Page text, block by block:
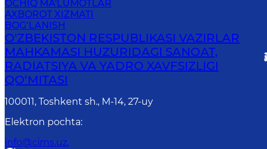
OCHIQ MA'LUMOTLAR
AXBOROT XIZMATI
BOG‘LANISH
O'ZBEKISTON RESPUBLIKASI VAZIRLAR
MAHKAMASI HUZURIDAGI SANOAT,
RADIATSIYA VA YADRO XAVFSIZLIGI
QO‘MITASI
100011, Toshkent sh., М-14, 27-uy
Elektron pochta:
info@cirns.uz.